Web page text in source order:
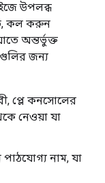
উপলব্ধ
কল করুন
অন্তর্ভুক্ত
জন্য
প্লে কনসোলের
নেওয়া যা
পাঠযোগ্য নাম, যা